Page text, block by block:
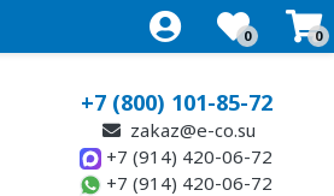
0 0
+7 (800) 101-85-72
zakaz@e-co.su
+7 (914) 420-06-72
+7 (914) 420-06-72